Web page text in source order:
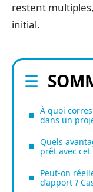
restent
initial.
À quoi
dans un
Quels
prêt avec
Peut-on
d’apport ?